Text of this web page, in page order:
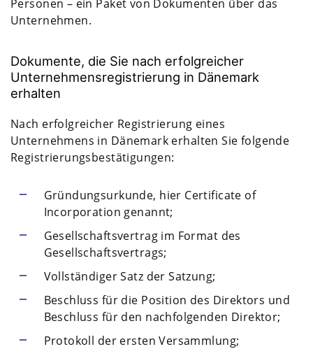
Personen – ein Paket von Dokumenten über das
Unternehmen.
Dokumente, die Sie nach erfolgreicher
Unternehmensregistrierung in Dänemark
erhalten
Nach erfolgreicher Registrierung eines
Unternehmens in Dänemark erhalten Sie folgende
Registrierungsbestätigungen:
Gründungsurkunde, hier Certificate of
Incorporation genannt;
Gesellschaftsvertrag im Format des
Gesellschaftsvertrags;
Vollständiger Satz der Satzung;
Beschluss für die Position des Direktors und
Beschluss für den nachfolgenden Direktor;
Protokoll der ersten Versammlung;